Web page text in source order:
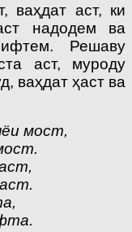
ваҳдат аст, ки
надодем ва
Решаву
аст, муроду
ваҳдат ҳаст ва
мост,